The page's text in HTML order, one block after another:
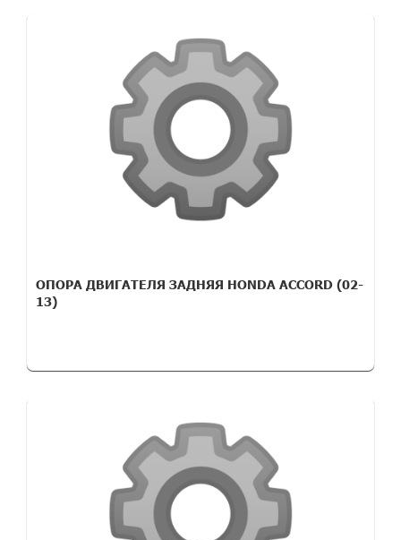
ОПОРА ДВИГАТЕЛЯ ЗАДНЯЯ HONDA ACCORD (02-
13)